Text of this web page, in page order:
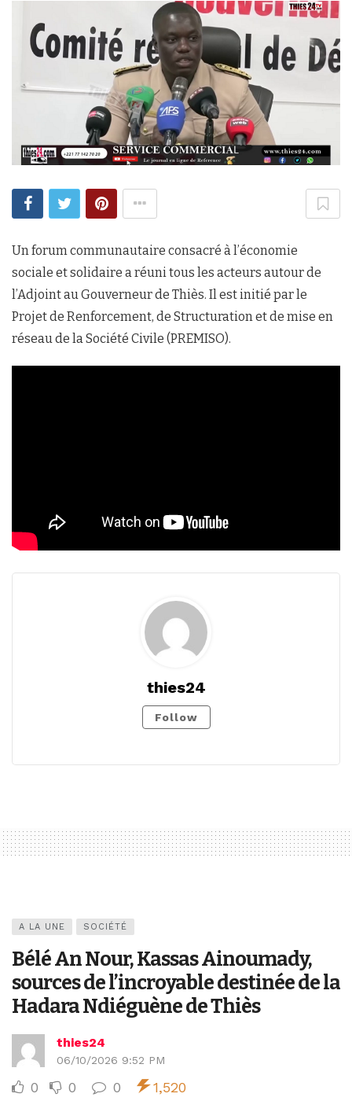
Un forum communautaire consacré à l’économie
sociale et solidaire a réuni tous les acteurs autour de
l’Adjoint au Gouverneur de Thiès. Il est initié par le
Projet de Renforcement, de Structuration et de mise en
réseau de la Société Civile (PREMISO).
thies24
Follow
A LA UNE SOCIÉTÉ
Bélé An Nour, Kassas Ainoumady,
sources de l’incroyable destinée de la
Hadara Ndiéguène de Thiès
thies24
06/10/2026 9:52 PM
0 0 0 1,520